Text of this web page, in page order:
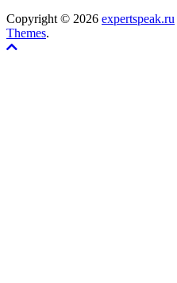
Copyright © 2026 expertspeak.ru
Themes.